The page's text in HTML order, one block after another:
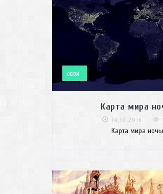
ОБОИ
Карта мира
14.10.2016
Карта мира